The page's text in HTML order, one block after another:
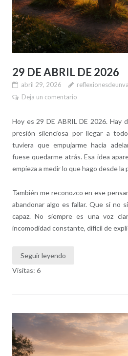
29 DE ABRIL DE 2026
abril 29, 2026
Deja un comentario
Hoy es 29 DE ABRIL DE 2026. Hay
presión silenciosa por llegar a
tuviera que empujarme hacia
fuese quedarme atrás. Esa idea
empieza a medir lo que hago desde la
También me reconozco en ese
abandonar algo es fallar. Que si no
capaz. No siempre es una voz
incomodidad constante, difícil de
Seguir leyendo
Visitas: 6